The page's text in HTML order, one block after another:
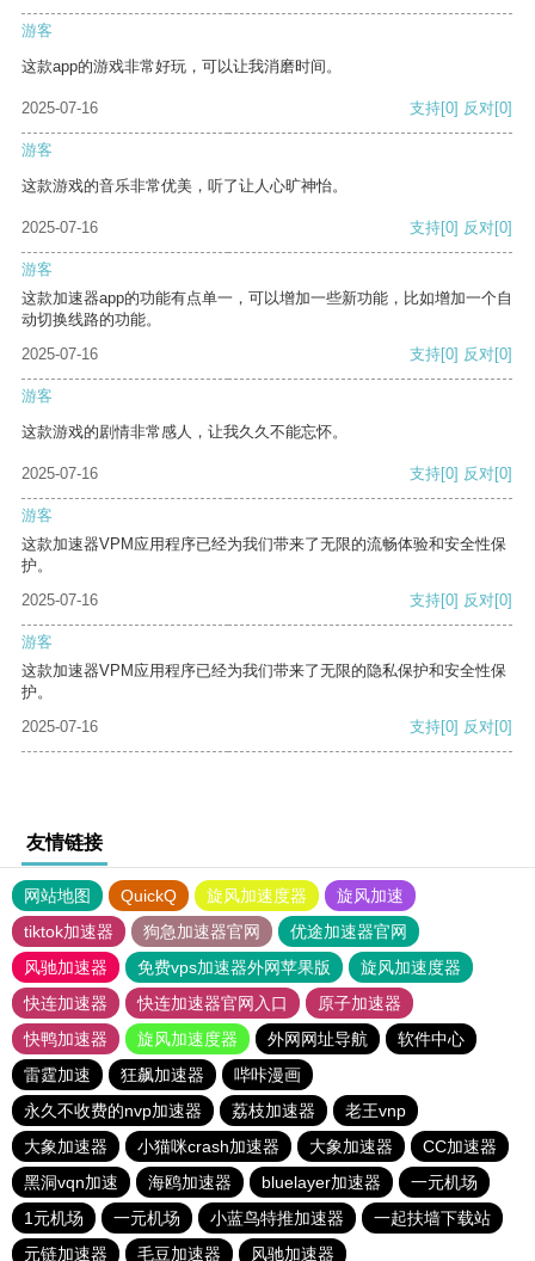
游客
这款app的游戏非常好玩，可以让我消磨时间。
2025-07-16 支持[0] 反对[0]
游客
这款游戏的音乐非常优美，听了让人心旷神怡。
2025-07-16 支持[0] 反对[0]
游客
这款加速器app的功能有点单一，可以增加一些新功能，比如增加一个自
动切换线路的功能。
2025-07-16
支持[0] 反对[0]
游客
这款游戏的剧情非常感人，让我久久不能忘怀。
2025-07-16 支持[0] 反对[0]
游客
这款加速器VPM应用程序已经为我们带来了无限的流畅体验和安全性保
护。
2025-07-16
支持[0] 反对[0]
游客
这款加速器VPM应用程序已经为我们带来了无限的隐私保护和安全性保
护。
2025-07-16
支持[0] 反对[0]
友情链接
网站地图 QuickQ 旋风加速度器
旋风加速
tiktok加速器
狗急加速器官网
优途加速器官网
风驰加速器
免费vps加速器外网苹果版
旋风加速度器
快连加速器
快连加速器官网入口
原子加速器
快鸭加速器
旋风加速度器 外网网址导航
软件中心
雷霆加速
狂飙加速器
哔咔漫画
永久不收费的nvp加速器
荔枝加速器
老王vnp
大象加速器
小猫咪crash加速器 大象加速器
CC加速器
黑洞vqn加速
海鸥加速器 bluelayer加速器
一元机场
1元机场
一元机场 小蓝鸟特推加速器
一起扶墙下载站
元链加速器
毛豆加速器 风驰加速器